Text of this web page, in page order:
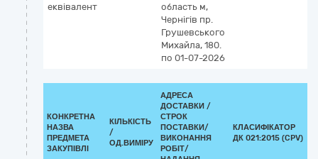
еквівалент
область м,
Чернігів пр.
Грушевського
Михайла, 180.
по 01-07-2026
КОНКРЕТНА
НАЗВА
ПРЕДМЕТА
ЗАКУПІВЛІ
КІЛЬКІСТЬ
/
ОД.ВИМІРУ
АДРЕСА
ДОСТАВКИ /
СТРОК
ПОСТАВКИ/
ВИКОНАННЯ
РОБІТ/
КЛАСИФІКАТОР
ДК 021:2015 (CPV)